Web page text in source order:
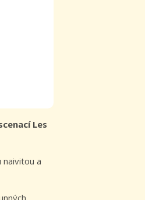
Les
naivitou a